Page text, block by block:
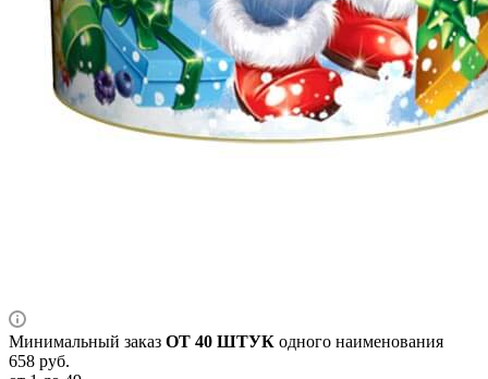
Минимальный заказ ОТ 40 ШТУК одного наименования
658 руб.